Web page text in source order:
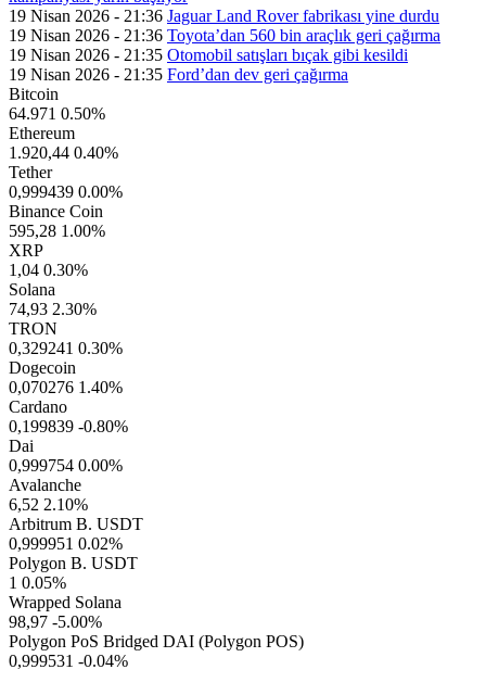
19 Nisan 2026 - 21:36 Jaguar Land Rover fabrikası yine durdu
19 Nisan 2026 - 21:36 Toyota’dan 560 bin araçlık geri çağırma
19 Nisan 2026 - 21:35 Otomobil satışları bıçak gibi kesildi
19 Nisan 2026 - 21:35 Ford’dan dev geri çağırma
Bitcoin
64.971 0.50%
Ethereum
1.920,44 0.40%
Tether
0,999439 0.00%
Binance Coin
595,28 1.00%
XRP
1,04 0.30%
Solana
74,93 2.30%
TRON
0,329241 0.30%
Dogecoin
0,070276 1.40%
Cardano
0,199839 -0.80%
Dai
0,999754 0.00%
Avalanche
6,52 2.10%
Arbitrum B. USDT
0,999951 0.02%
Polygon B. USDT
1 0.05%
Wrapped Solana
98,97 -5.00%
Polygon PoS Bridged DAI (Polygon POS)
0,999531 -0.04%